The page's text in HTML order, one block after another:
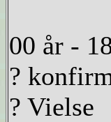
00 år -
?
? Vielse